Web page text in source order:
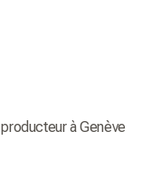
à Genève